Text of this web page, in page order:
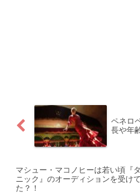
ペネロ
長や年
マシュー・マコノヒーは若い頃『
ニック』のオーディションを受け
た？！